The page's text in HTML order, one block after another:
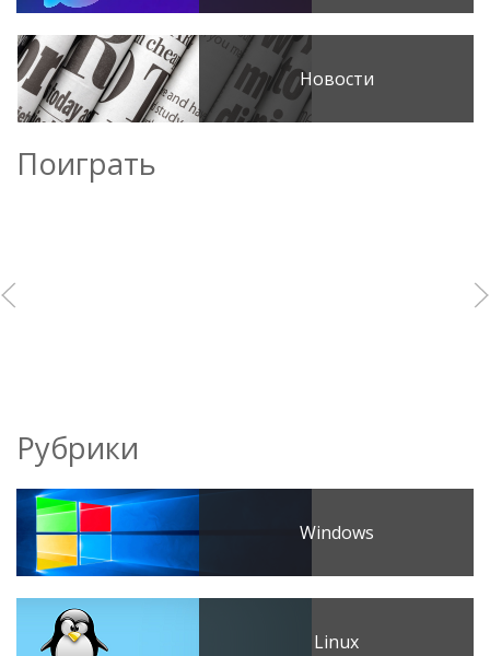
Новости
Поиграть
Рубрики
Windows
Linux